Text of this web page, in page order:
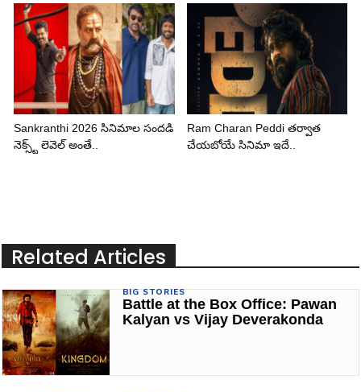
Sankranthi 2026 సినిమాల సందడి
నెక్స్ట్ లెవెల్ అంతే..
Ram Charan Peddi తర్వాత
చేయబోయే సినిమా ఇదే..
Related Articles
BIG STORIES
Battle at the Box Office: Pawan
Kalyan vs Vijay Deverakonda